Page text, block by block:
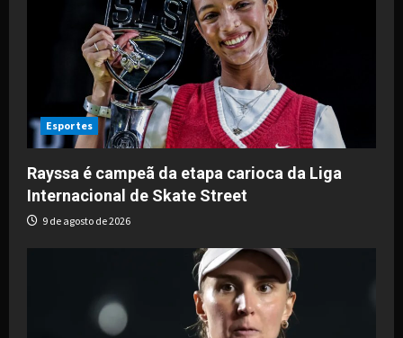
i
o
n
Esportes
Rayssa é campeã da etapa carioca da Liga
Internacional de Skate Street
9 de agosto de 2026